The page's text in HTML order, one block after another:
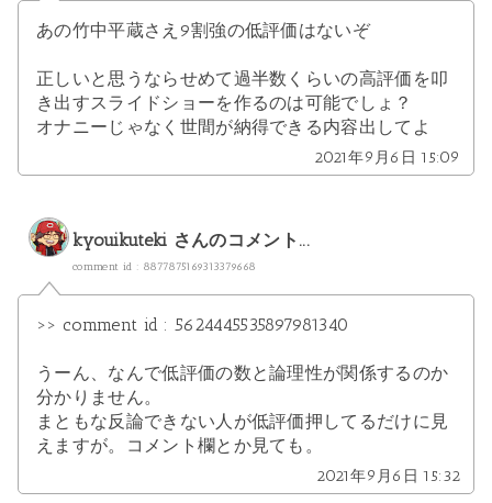
あの竹中平蔵さえ9割強の低評価はないぞ
正しいと思うならせめて過半数くらいの高評価を叩
き出すスライドショーを作るのは可能でしょ？
オナニーじゃなく世間が納得できる内容出してよ
2021年9月6日 15:09
kyouikuteki さんのコメント...
comment id : 8877875169313379668
>> comment id : 5624445535897981340
うーん、なんで低評価の数と論理性が関係するのか
分かりません。
まともな反論できない人が低評価押してるだけに見
えますが。コメント欄とか見ても。
2021年9月6日 15:32